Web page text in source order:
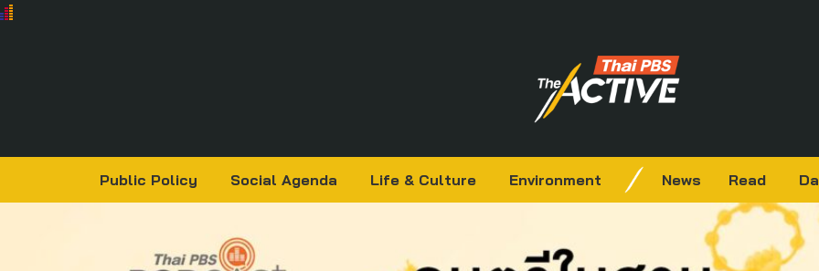
Public Policy Social Agenda Life & Culture Environment News Read